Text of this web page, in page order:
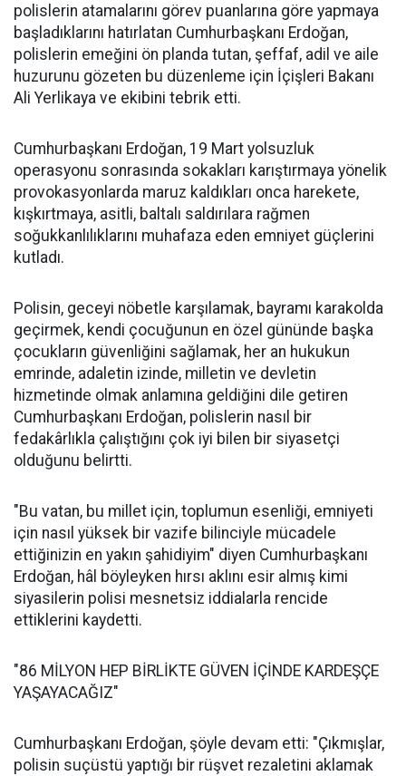
polislerin atamalarını görev puanlarına göre yapmaya
başladıklarını hatırlatan Cumhurbaşkanı Erdoğan,
polislerin emeğini ön planda tutan, şeffaf, adil ve aile
huzurunu gözeten bu düzenleme için İçişleri Bakanı
Ali Yerlikaya ve ekibini tebrik etti.
Cumhurbaşkanı Erdoğan, 19 Mart yolsuzluk
operasyonu sonrasında sokakları karıştırmaya yönelik
provokasyonlarda maruz kaldıkları onca harekete,
kışkırtmaya, asitli, baltalı saldırılara rağmen
soğukkanlılıklarını muhafaza eden emniyet güçlerini
kutladı.
Polisin, geceyi nöbetle karşılamak, bayramı karakolda
geçirmek, kendi çocuğunun en özel gününde başka
çocukların güvenliğini sağlamak, her an hukukun
emrinde, adaletin izinde, milletin ve devletin
hizmetinde olmak anlamına geldiğini dile getiren
Cumhurbaşkanı Erdoğan, polislerin nasıl bir
fedakârlıkla çalıştığını çok iyi bilen bir siyasetçi
olduğunu belirtti.
"Bu vatan, bu millet için, toplumun esenliği, emniyeti
için nasıl yüksek bir vazife bilinciyle mücadele
ettiğinizin en yakın şahidiyim" diyen Cumhurbaşkanı
Erdoğan, hâl böyleyken hırsı aklını esir almış kimi
siyasilerin polisi mesnetsiz iddialarla rencide
ettiklerini kaydetti.
"86 MİLYON HEP BİRLİKTE GÜVEN İÇİNDE KARDEŞÇE
YAŞAYACAĞIZ"
Cumhurbaşkanı Erdoğan, şöyle devam etti: "Çıkmışlar,
polisin suçüstü yaptığı bir rüşvet rezaletini aklamak